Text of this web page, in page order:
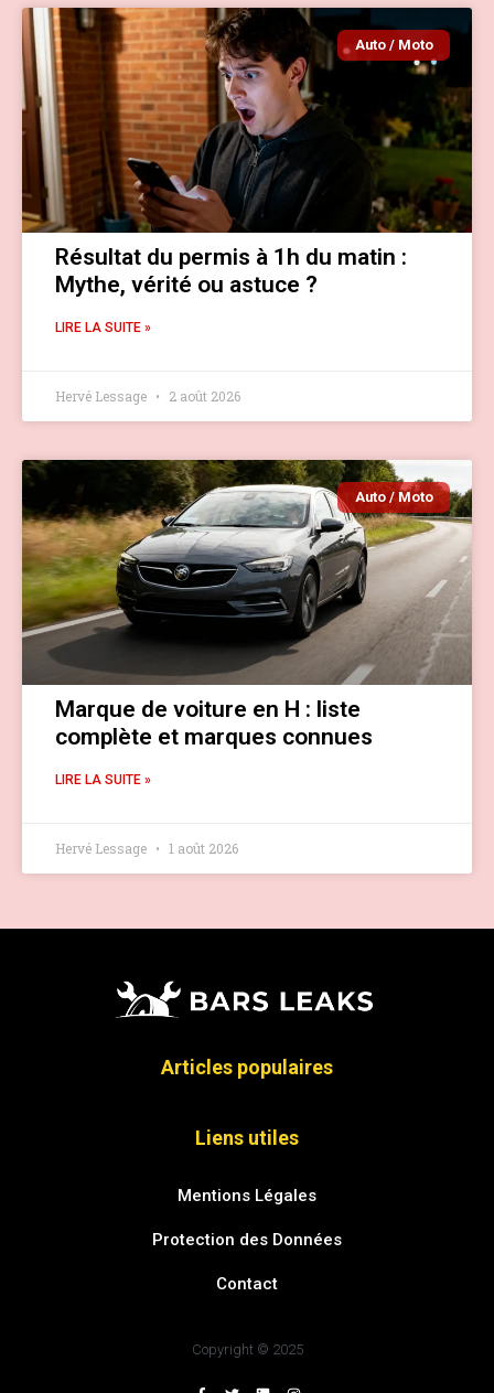
Auto / Moto
Résultat du permis à 1h du matin :
Mythe, vérité ou astuce ?
LIRE LA SUITE »
Hervé Lessage 2 août 2026
Auto / Moto
Marque de voiture en H : liste
complète et marques connues
LIRE LA SUITE »
Hervé Lessage 1 août 2026
Articles populaires
Liens utiles
Mentions Légales
Protection des Données
Contact
Copyright © 2025